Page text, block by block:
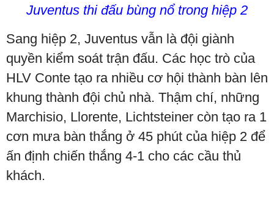
Juventus thi đấu bùng nổ trong hiệp 2
Sang hiệp 2, Juventus vẫn là đội giành
quyền kiểm soát trận đấu. Các học trò của
HLV Conte tạo ra nhiều cơ hội thành bàn lên
khung thành đội chủ nhà. Thậm chí, những
Marchisio, Llorente, Lichtsteiner còn tạo ra 1
cơn mưa bàn thắng ở 45 phút của hiệp 2 để
ấn định chiến thắng 4-1 cho các cầu thủ
khách.